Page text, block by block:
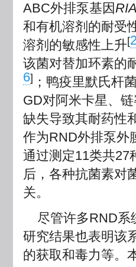
ABC外排泵基因
和有机溶剂的耐受
溶剂的敏感性上升[
该菌对替加环素的
6] ；鸭疫里默氏杆
GD对阿米卡星、
缺失导致其耐药性
作为RND外排泵外
通过测定11类共27
后，各种抗菌素对
关。
尽管许多RND系
研究结果也表明该
的获取和毒力等。